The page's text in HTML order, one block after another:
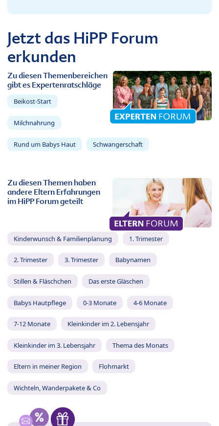
Jetzt das HiPP Forum
erkunden
Zu diesen Themenbereichen
gibt es Expertenratschläge
Beikost-Start
Milchnahrung
Rund um Babys Haut Schwangerschaft
Zu diesen Themen haben
andere Eltern Erfahrungen
im HiPP Forum geteilt
Kinderwunsch & Familienplanung 1. Trimester
2. Trimester 3. Trimester Babynamen
Stillen & Fläschchen Das erste Gläschen
Babys Hautpflege 0-3 Monate 4-6 Monate
7-12 Monate Kleinkinder im 2. Lebensjahr
Kleinkinder im 3. Lebensjahr Thema des Monats
Eltern in meiner Region Flohmarkt
Wichteln, Wanderpakete & Co